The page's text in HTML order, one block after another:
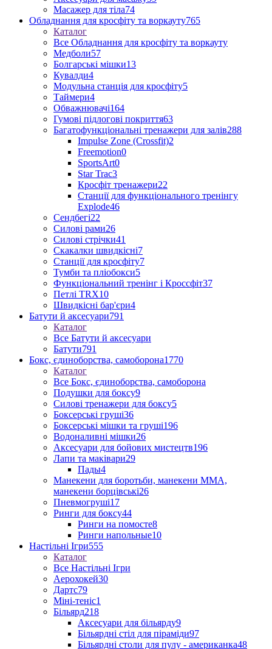
Масажер для тіла74
Обладнання для кросфіту та воркауту765
Каталог
Все Обладнання для кросфіту та воркауту
Медболи57
Болгарські мішки13
Кувалди4
Модульна станція для кросфіту5
Таймери4
Обважнювачі164
Гумові підлогові покриття63
Багатофункціональні тренажери для залів288
Impulse Zone (Crossfit)2
Freemotion0
SportsArt0
Star Trac3
Кросфіт тренажери22
Станції для функціонального тренінгу
Explode46
Сендбегі22
Силові рами26
Силові стрічки41
Скакалки швидкісні7
Станції для кросфіту7
Тумби та пліобокси5
Функціональний тренінг і Кроссфіт37
Петлі TRX10
Швидкісні бар'єри4
Батути й аксесуари791
Каталог
Все Батути й аксесуари
Батути791
Бокс, єдиноборства, самоборона1770
Каталог
Все Бокс, єдиноборства, самоборона
Подушки для боксу9
Силові тренажери для боксу5
Боксерські груші36
Боксерські мішки та груші196
Водоналивні мішки26
Аксесуари для бойових мистецтв196
Лапи та маківари29
Пады4
Манекени для боротьби, манекени ММА,
манекени борцівські26
Пневмогруші17
Ринги для боксу44
Ринги на помосте8
Ринги напольные10
Настільні Ігри555
Каталог
Все Настільні Ігри
Аерохокей30
Дартс79
Міні-теніс1
Більярд218
Аксесуари для більярду9
Більярдні стіл для піраміди97
Більярдні столи для пулу - американка48